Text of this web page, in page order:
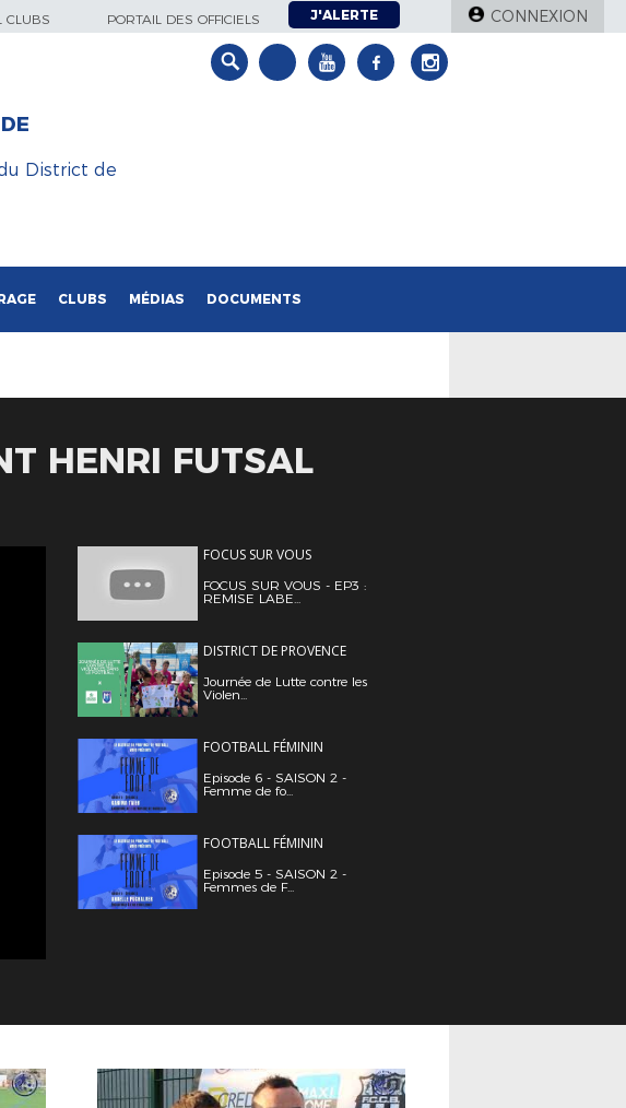
CLUBS PORTAIL DES OFFICIELS J'ALERTE CONNEXION
District de
CLUBS MÉDIAS DOCUMENTS
HENRI FUTSAL
FOCUS SUR VOUS
FOCUS SUR VOUS - EP3 :
REMISE LABE...
DISTRICT DE PROVENCE
Journée de Lutte contre les
Violen...
FOOTBALL FÉMININ
Episode 6 - SAISON 2 -
Femme de fo...
FOOTBALL FÉMININ
Episode 5 - SAISON 2 -
Femmes de F...